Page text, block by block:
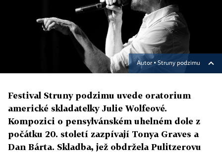
Autor ▪ Struny podzimu
Festival Struny podzimu uvede oratorium
americké skladatelky Julie Wolfeové.
Kompozici o pensylvánském uhelném dole z
počátku 20. století zazpívají Tonya Graves a
Dan Bárta. Skladba, jež obdržela Pulitzerovu